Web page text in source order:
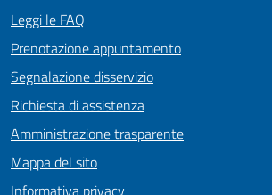
Leggi le FAQ
Prenotazione appuntamento
Segnalazione disservizio
Richiesta di assistenza
Amministrazione trasparente
Mappa del sito